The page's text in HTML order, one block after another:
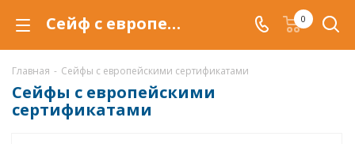
Сейф с европейским сертификатом купить в Тюмени, сейфы с европейским сертификатом по низкой цене c доставкой. 0
Главная - Сейфы с европейскими сертификатами
Сейфы с европейскими
сертификатами